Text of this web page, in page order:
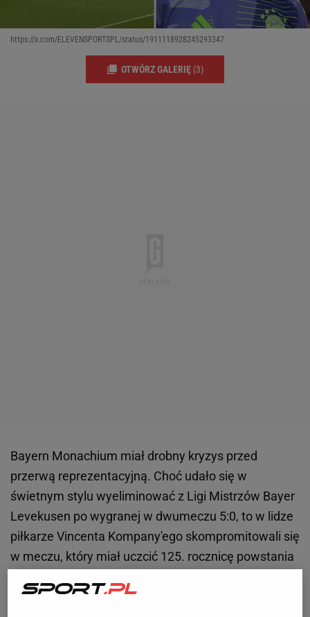
https://x.com/ELEVENSPORTSPL/status/1911118928245293347
OTWÓRZ GALERIĘ (3)
Bayern Monachium miał drobny kryzys przed
przerwą reprezentacyjną. Choć udało się w
świetnym stylu wyeliminować z Ligi Mistrzów Bayer
Levekusen po wygranej w dwumeczu 5:0, to w lidze
piłkarze Vincenta Kompany'ego skompromitowali się
w meczu, który miał uczcić 125. rocznicę powstania
Unionem Berlin. Ostatnio wygrali jednak dwa mecze